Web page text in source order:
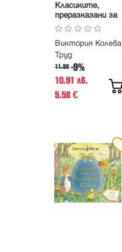
Класиките,
преразказани за
ученици по
учебната
програма за 10.
клас и НВО
Виктория Колева
Труд
11.99 -9%
10.91 лв.
5.58€